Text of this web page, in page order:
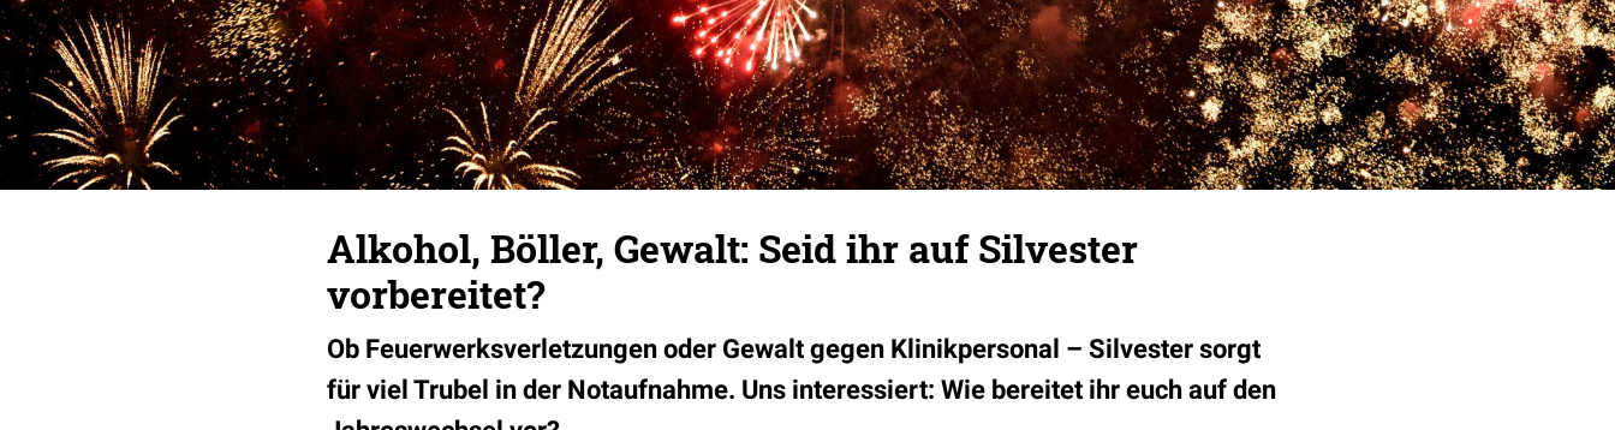
Alkohol, Böller, Gewalt: Seid ihr auf Silvester
vorbereitet?
Ob Feuerwerksverletzungen oder Gewalt gegen Klinikpersonal – Silvester sorgt
für viel Trubel in der Notaufnahme. Uns interessiert: Wie bereitet ihr euch auf den